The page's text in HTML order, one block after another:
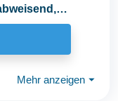
Mehr anzeigen ⏷